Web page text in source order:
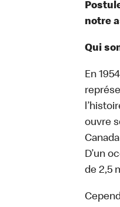
notre
Qui
En
ouvre
D’un
de 2,5